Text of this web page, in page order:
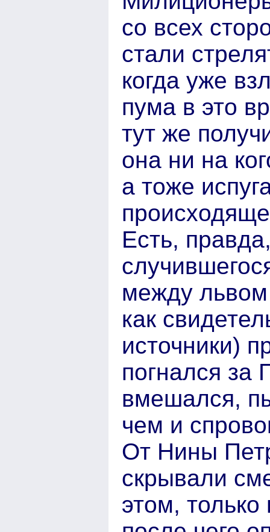
со всех
стали
когда уже
пума в это
тут же
она ни на
а тоже
Есть,
между
как
источники)
погнался
вмешался,
чем и
От Нины
скрывали
этом,